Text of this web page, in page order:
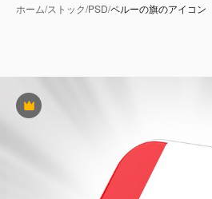
ホーム/ストック/PSD/ペルーの旗のアイコン
Premium